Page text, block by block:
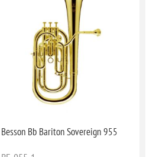
Besson Bb Bariton Sovereign 955